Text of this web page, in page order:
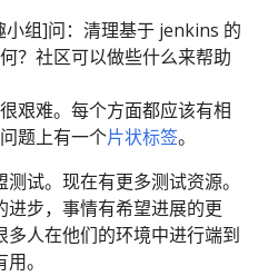
小组]问：清理基于 jenkins 的
？社区可以做些什么来帮助
艰难。每个方面都应该有相
题上有一个片状标签。
试。现在有更多测试资源。
进步，事情有希望进展的更
多人在他们的环境中进行端到
。